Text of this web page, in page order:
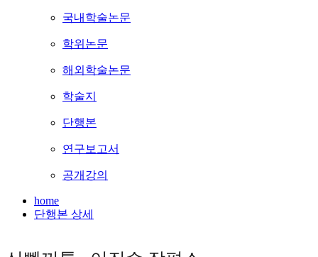
국내학술논문
학위논문
해외학술논문
학술지
단행본
연구보고서
공개강의
home
단행본 상세